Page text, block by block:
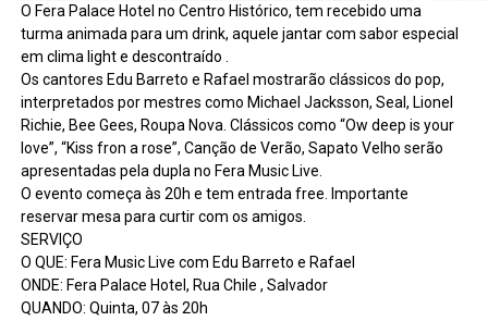
O Fera Palace Hotel no Centro Histórico, tem recebido uma
turma animada para um drink, aquele jantar com sabor especial
em clima light e descontraído .
Os cantores Edu Barreto e Rafael mostrarão clássicos do pop,
interpretados por mestres como Michael Jacksson, Seal, Lionel
Richie, Bee Gees, Roupa Nova. Clássicos como “Ow deep is your
love”, “Kiss fron a rose”, Canção de Verão, Sapato Velho serão
apresentadas pela dupla no Fera Music Live.
O evento começa às 20h e tem entrada free. Importante
reservar mesa para curtir com os amigos.
SERVIÇO
O QUE: Fera Music Live com Edu Barreto e Rafael
ONDE: Fera Palace Hotel, Rua Chile , Salvador
QUANDO: Quinta, 07 às 20h